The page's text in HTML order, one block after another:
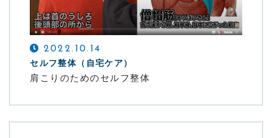
2022.10.14
セルフ整体（自宅ケア）
肩こりのためのセルフ整体